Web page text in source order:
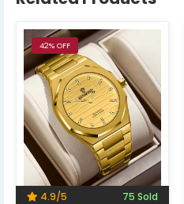
42% OFF
4.9/5 75 Sold